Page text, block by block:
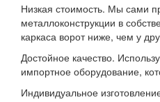
Низкая стоимость. Мы сами
металлоконструкции в
каркаса ворот ниже, чем у
Достойное качество.
импортное оборудование,
Индивидуальное